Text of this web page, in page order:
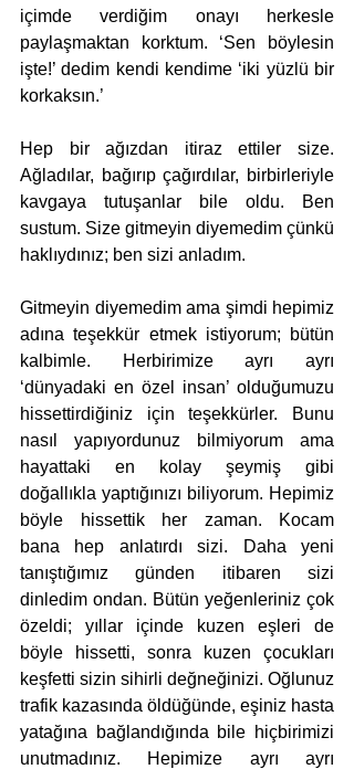
içimde verdiğim onayı herkesle
paylaşmaktan korktum. ‘Sen böylesin
işte!’ dedim kendi kendime ‘iki yüzlü bir
korkaksın.’
Hep bir ağızdan itiraz ettiler size.
Ağladılar, bağırıp çağırdılar, birbirleriyle
kavgaya tutuşanlar bile oldu. Ben
sustum. Size gitmeyin diyemedim çünkü
haklıydınız; ben sizi anladım.
Gitmeyin diyemedim ama şimdi hepimiz
adına teşekkür etmek istiyorum; bütün
kalbimle. Herbirimize ayrı ayrı
‘dünyadaki en özel insan’ olduğumuzu
hissettirdiğiniz için teşekkürler. Bunu
nasıl yapıyordunuz bilmiyorum ama
hayattaki en kolay şeymiş gibi
doğallıkla yaptığınızı biliyorum. Hepimiz
böyle hissettik her zaman. Kocam
bana hep anlatırdı sizi. Daha yeni
tanıştığımız günden itibaren sizi
dinledim ondan. Bütün yeğenleriniz çok
özeldi; yıllar içinde kuzen eşleri de
böyle hissetti, sonra kuzen çocukları
keşfetti sizin sihirli değneğinizi. Oğlunuz
trafik kazasında öldüğünde, eşiniz hasta
yatağına bağlandığında bile hiçbirimizi
unutmadınız. Hepimize ayrı ayrı